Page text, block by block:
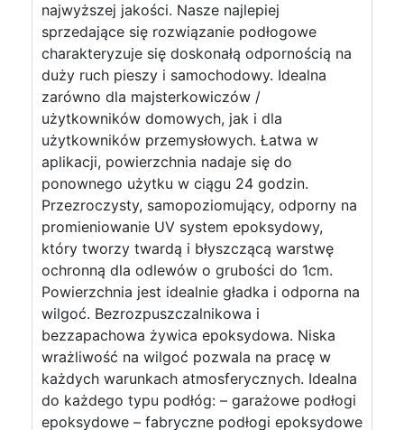
najwyższej jakości. Nasze najlepiej
sprzedające się rozwiązanie podłogowe
charakteryzuje się doskonałą odpornością na
duży ruch pieszy i samochodowy. Idealna
zarówno dla majsterkowiczów /
użytkowników domowych, jak i dla
użytkowników przemysłowych. Łatwa w
aplikacji, powierzchnia nadaje się do
ponownego użytku w ciągu 24 godzin.
Przezroczysty, samopoziomujący, odporny na
promieniowanie UV system epoksydowy,
który tworzy twardą i błyszczącą warstwę
ochronną dla odlewów o grubości do 1cm.
Powierzchnia jest idealnie gładka i odporna na
wilgoć. Bezrozpuszczalnikowa i
bezzapachowa żywica epoksydowa. Niska
wrażliwość na wilgoć pozwala na pracę w
każdych warunkach atmosferycznych. Idealna
do każdego typu podłóg: – garażowe podłogi
epoksydowe – fabryczne podłogi epoksydowe